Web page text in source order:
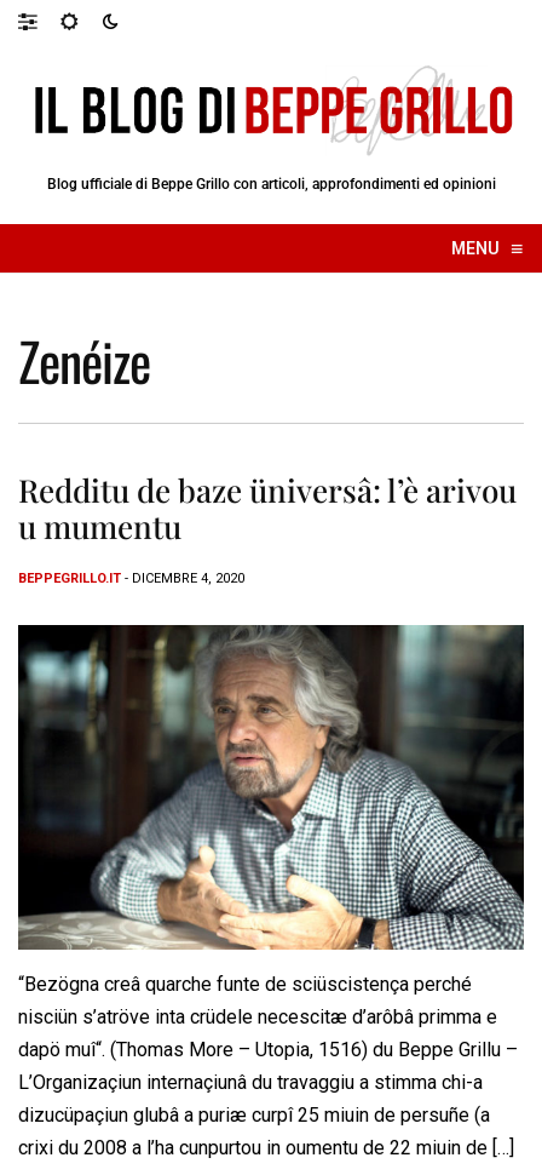
Blog ufficiale di Beppe Grillo con articoli, approfondimenti ed opinioni
MENU ≡
☰
Zenéize
Redditu de baze üniversâ: l’è arivou
u mumentu
BEPPEGRILLO.IT - DICEMBRE 4, 2020
“Bezögna creâ quarche funte de sciüscistença perché
nisciün s’atröve inta crüdele necescitæ d’arôbâ primma e
dapö muî“. (Thomas More – Utopia, 1516) du Beppe Grillu –
L’Organizaçiun internaçiunâ du travaggiu a stimma chi-a
dizucüpaçiun glubâ a puriæ curpî 25 miuin de persuñe (a
crixi du 2008 a l’ha cunpurtou in oumentu de 22 miuin de […]